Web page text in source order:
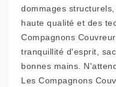
dommages
haute qualité et des
Compagnons
tranquillité d'esprit,
bonnes mains.
Les Compagnons